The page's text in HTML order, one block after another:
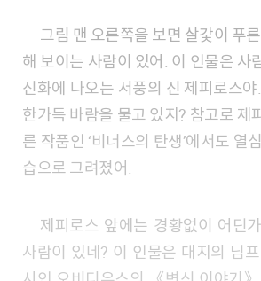
그림 맨 오른쪽을 보면 살갗이 푸른색인, 매우 수상(?)
해 보이는 사람이 있어. 이 인물은 사
신화에 나오는 서풍의 신 제피로스
한가득 바람을 물고 있지? 참고로 제
른 작품인 ‘비너스의 탄생’에서도 열
습으로 그려졌어.
제피로스 앞에는 경황없이 어딘가로 도망가는 듯한
사람이 있네? 이 인물은 대지의 님